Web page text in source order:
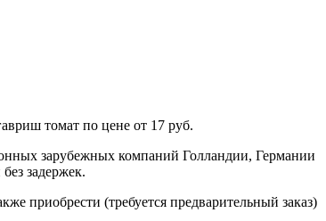
томат по цене от 17 руб.
зарубежных компаний Голландии, Германии
задержек.
приобрести (требуется предварительный заказ)